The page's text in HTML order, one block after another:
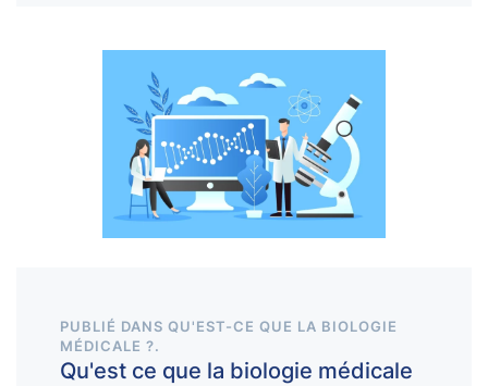
PUBLIÉ DANS QU'EST-CE QUE LA BIOLOGIE
MÉDICALE ?.
Qu'est ce que la biologie médicale